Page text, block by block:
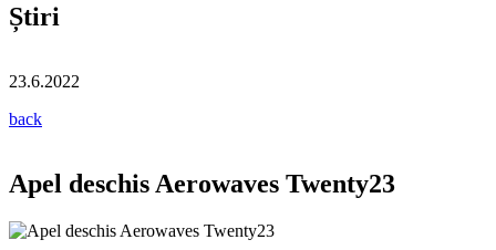
Știri
23.6.2022
back
Apel deschis Aerowaves Twenty23